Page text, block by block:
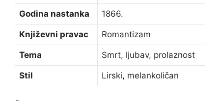
Godina nastanka 1866.
Književni pravac Romantizam
Tema Smrt, ljubav, prolaznost
Stil Lirski, melankoličan